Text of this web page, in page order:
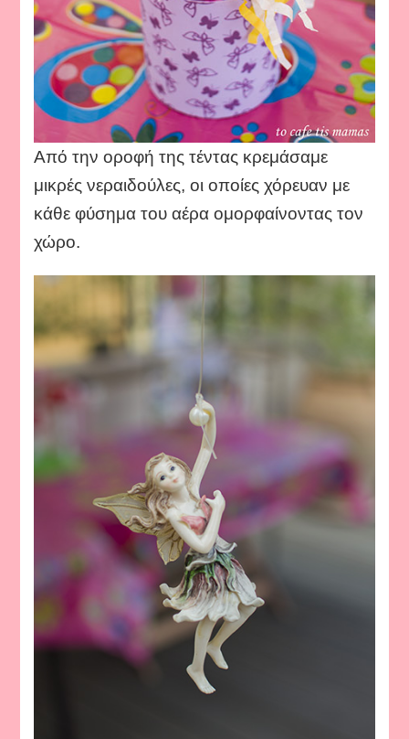
Από την οροφή της τέντας κρεμάσαμε
μικρές νεραιδούλες, οι οποίες χόρευαν με
κάθε φύσημα του αέρα ομορφαίνοντας τον
χώρο.